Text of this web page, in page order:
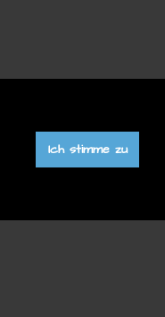
Ich stimme zu